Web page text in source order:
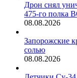
угрозу
Дрон снял
475-го полка
08.08.2026
Запорожские
солью
08.08.2026